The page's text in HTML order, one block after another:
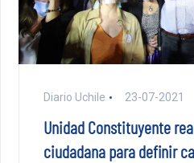
Diario Uchile 23-07-2021
Unidad Constituyente
ciudadana para definir